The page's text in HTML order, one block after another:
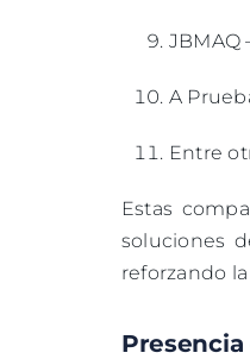
JBMAQ
A
Entre
Estas
soluciones
reforzando
Presencia